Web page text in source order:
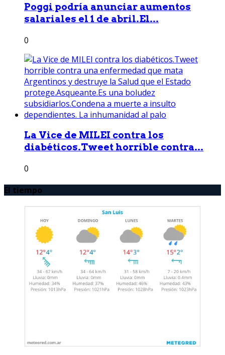
Poggi podría anunciar aumentos
salariales el 1 de abril.El...
0
La Vice de MILEI contra los
diabéticos.Tweet horrible contra...
0
El tiempo